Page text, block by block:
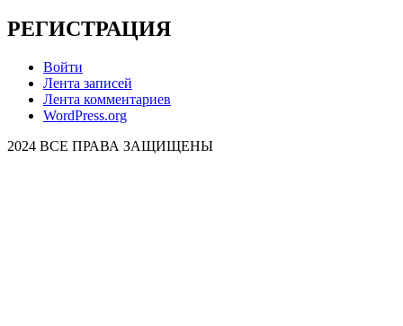
РЕГИСТРАЦИЯ
Войти
Лента записей
Лента комментариев
WordPress.org
2024 ВСЕ ПРАВА ЗАЩИЩЕНЫ